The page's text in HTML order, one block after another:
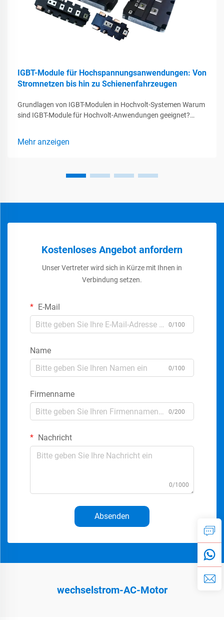
IGBT-Module für Hochspannungsanwendungen: Von
Stromnetzen bis hin zu Schienenfahrzeugen
Grundlagen von IGBT-Modulen in Hochvolt-Systemen Warum
sind IGBT-Module für Hochvolt-Anwendungen geeignet?
elektrischen Belastungen standhalten muss. Die...
Mehr anzeigen
Kostenloses Angebot anfordern
Unser Vertreter wird sich in Kürze mit Ihnen in
Verbindung setzen.
E-Mail
0/100
Name
0/100
Firmenname
0/200
Nachricht
0/1000
Absenden
wechselstrom-AC-Motor